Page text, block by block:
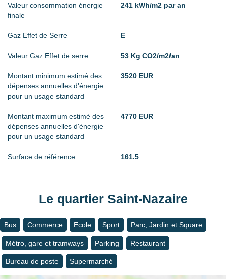
Valeur consommation énergie
finale
241 kWh/m2 par an
Gaz Effet de Serre E
Valeur Gaz Effet de serre 53 Kg CO2/m2/an
Montant minimum estimé des
dépenses annuelles d'énergie
pour un usage standard
3520 EUR
Montant maximum estimé des
dépenses annuelles d'énergie
pour un usage standard
4770 EUR
Surface de référence 161.5
Le quartier Saint-Nazaire
Bus Commerce Ecole Sport Parc, Jardin et Square
Métro, gare et tramways Parking Restaurant
Bureau de poste Supermarché